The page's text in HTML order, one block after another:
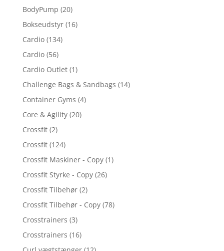
BodyPump (20)
Bokseudstyr (16)
Cardio (134)
Cardio (56)
Cardio Outlet (1)
Challenge Bags & Sandbags (14)
Container Gyms (4)
Core & Agility (20)
Crossfit (2)
Crossfit (124)
Crossfit Maskiner - Copy (1)
Crossfit Styrke - Copy (26)
Crossfit Tilbehør (2)
Crossfit Tilbehør - Copy (78)
Crosstrainers (3)
Crosstrainers (16)